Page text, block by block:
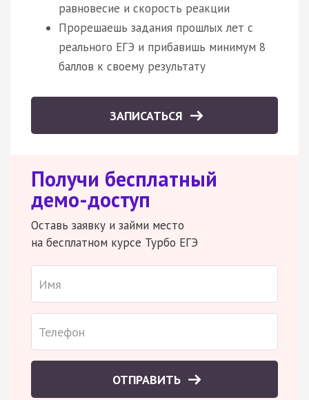
равновесие и скорость реакции
Прорешаешь задания прошлых лет с
реального ЕГЭ и прибавишь минимум 8
баллов к своему результату
ЗАПИСАТЬСЯ
Получи бесплатный
демо-доступ
Оставь заявку и займи место
на бесплатном курсе Турбо ЕГЭ
ОТПРАВИТЬ